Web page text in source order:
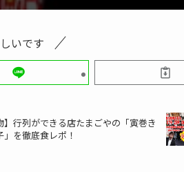
いです
】行列ができる店たまごやの「寅巻き
を徹底食レポ！